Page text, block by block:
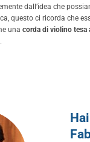
dall’idea che
questo ci ricorda che
una corda di violino tesa
.